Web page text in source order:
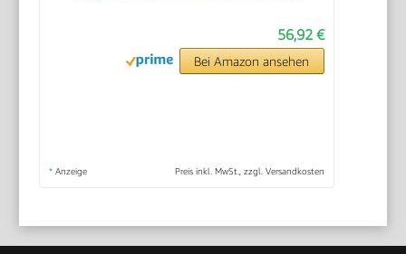
56,92 €
Bei Amazon ansehen
* Anzeige Preis inkl. MwSt., zzgl. Versandkosten